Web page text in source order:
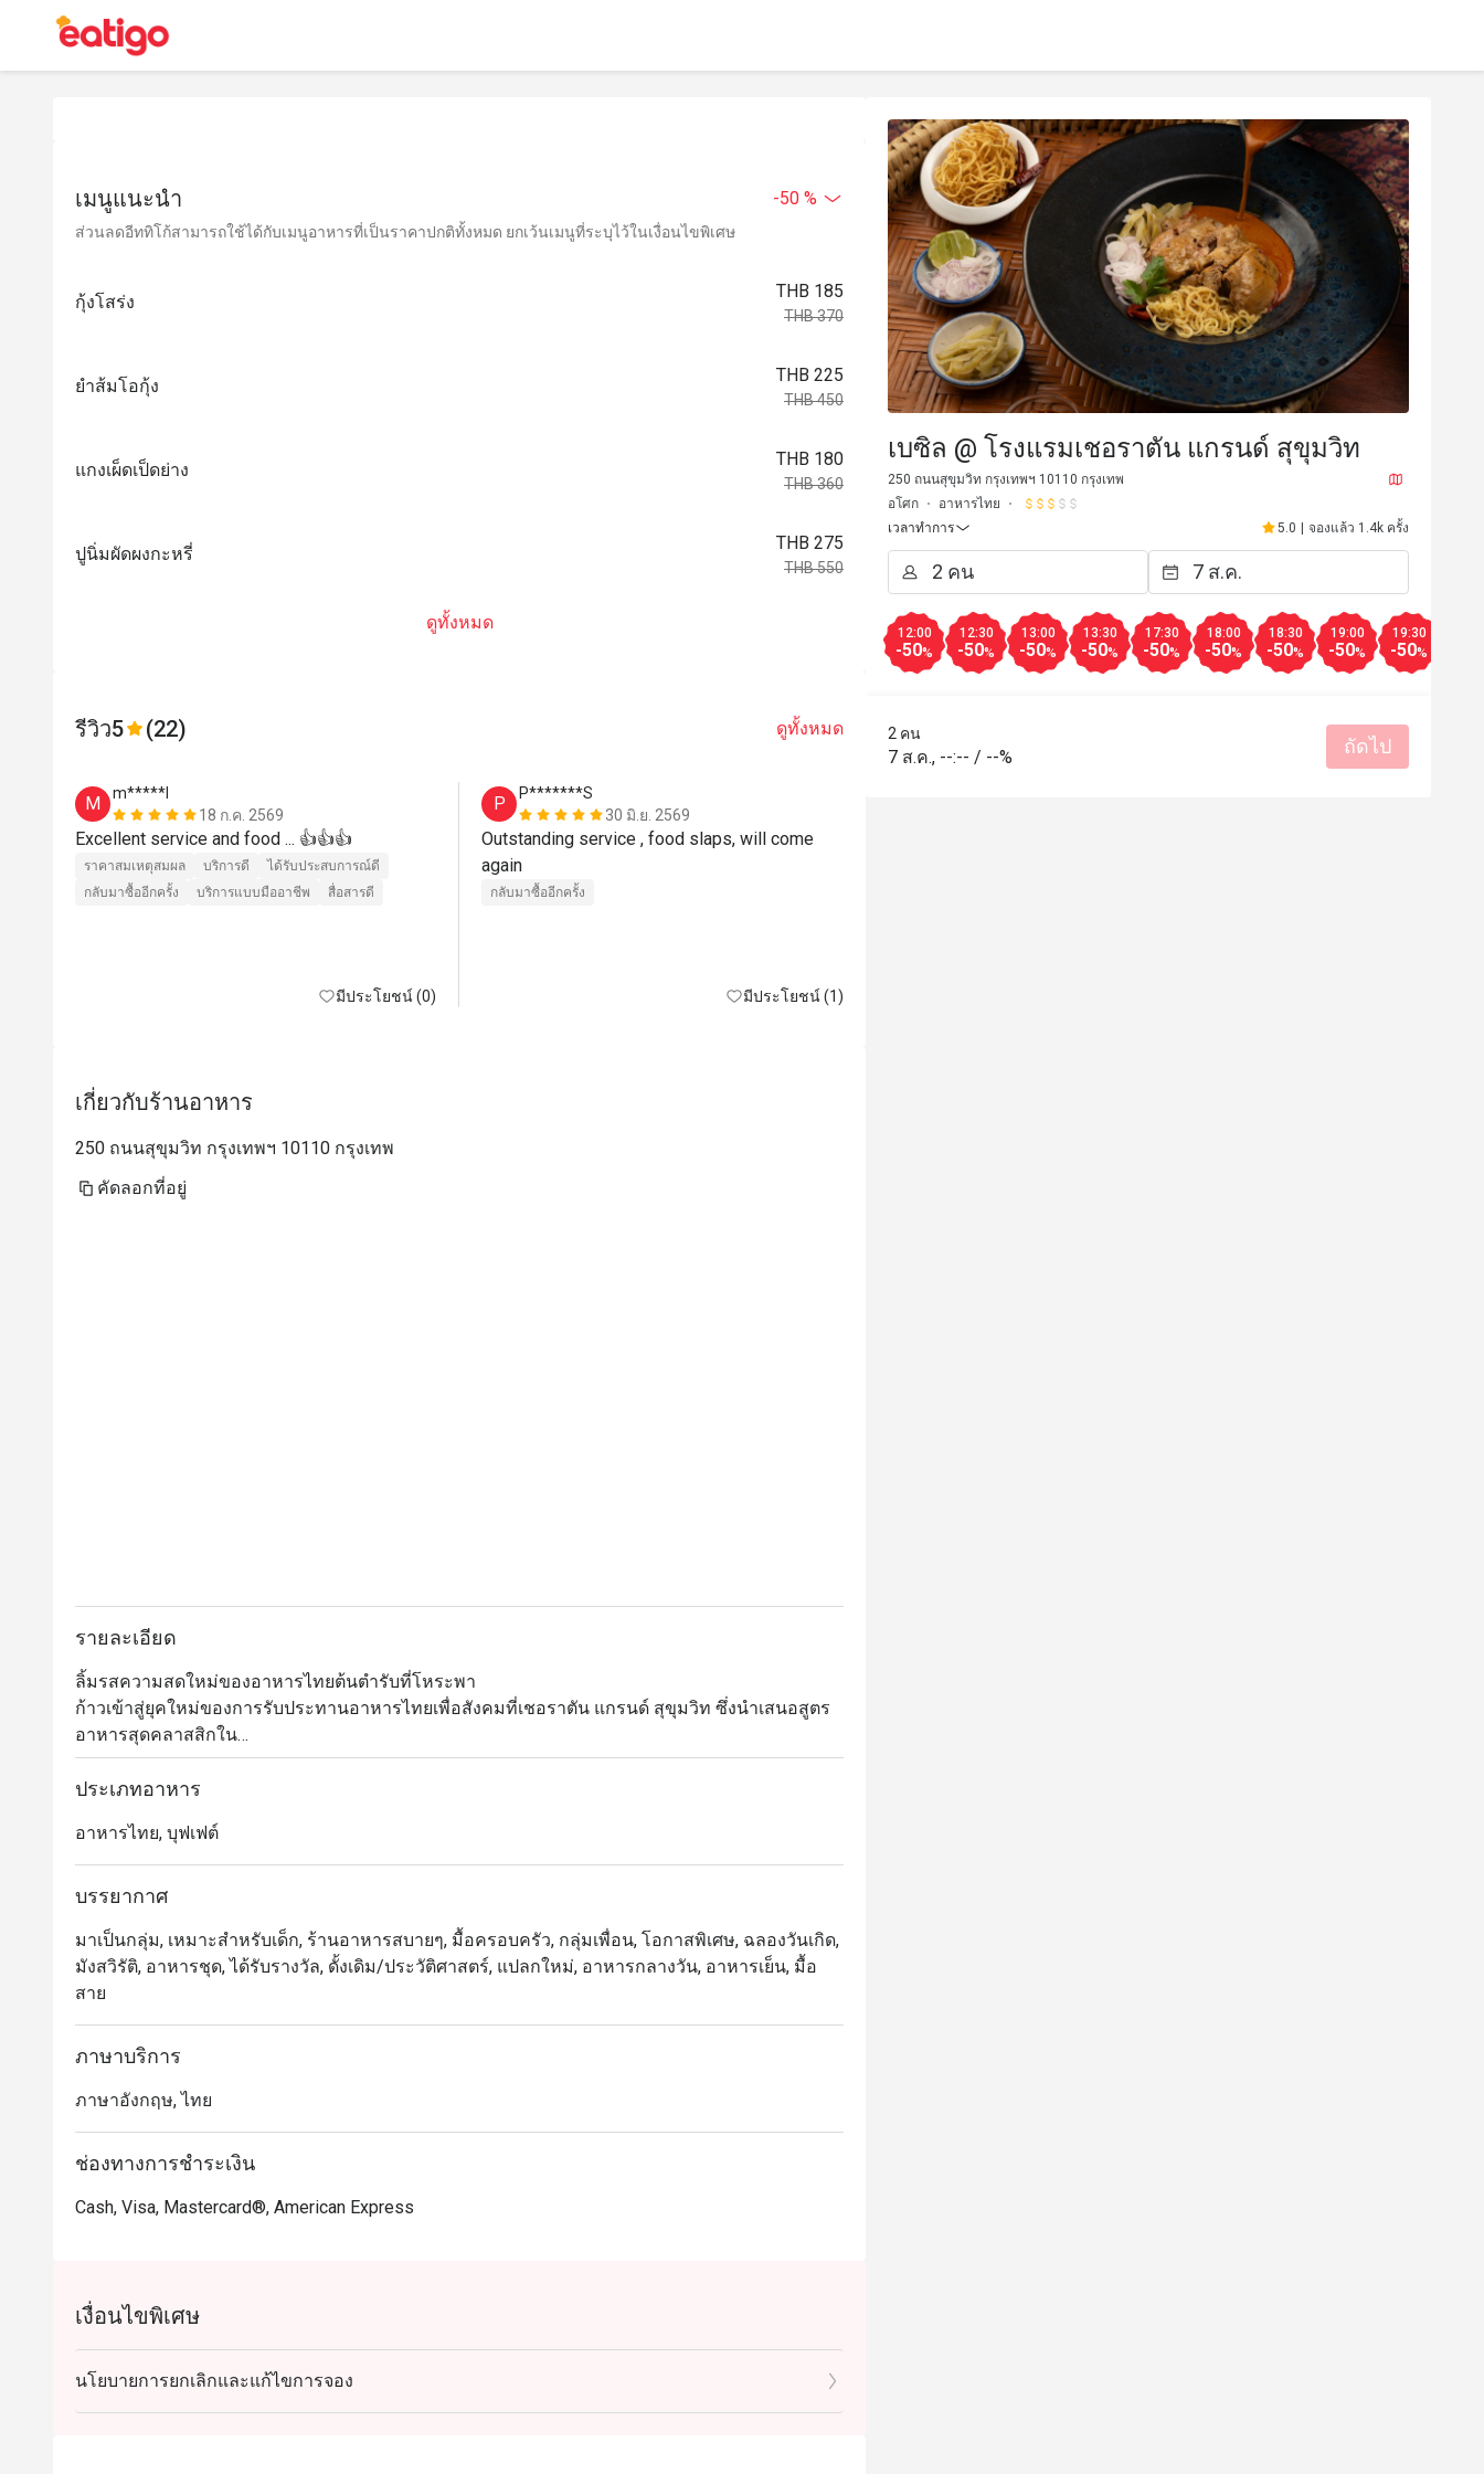
เมนูแนะนำ -50 %
ส่วนลดอีททิโก้สามารถใช้ได้กับเมนูอาหารที่เป็นราคาปกติทั้งหมด ยกเว้นเมนูที่ระบุไว้ในเงื่อนไขพิเศษ
กุ้งโสร่ง
THB 185
THB 370
ยำส้มโอกุ้ง
THB 225
THB 450
แกงเผ็ดเป็ดย่าง
THB 180
THB 360
ปูนิ่มผัดผงกะหรี่
THB 275
THB 550
ดูทั้งหมด
รีวิว5 (22) ดูทั้งหมด
M
m*****l
18 ก.ค. 2569
Excellent service and food ... 👍👍👍
ราคาสมเหตุสมผล บริการดี
ได้รับประสบการณ์ดี
กลับมาซื้ออีกครั้ง
บริการแบบมืออาชีพ สื่อสารดี
มีประโยชน์ (0)
P
P*******S
30 มิ.ย. 2569
Outstanding service , food slaps, will come
again
กลับมาซื้ออีกครั้ง
มีประโยชน์ (1)
เกี่ยวกับร้านอาหาร
250 ถนนสุขุมวิท กรุงเทพฯ 10110 กรุงเทพ
คัดลอกที่อยู่
รายละเอียด
ลิ้มรสความสดใหม่ของอาหารไทยต้นตำรับที่โหระพา
ก้าวเข้าสู่ยุคใหม่ของการรับประทานอาหารไทยเพื่อสังคมที่เชอราตัน แกรนด์ สุขุมวิท ซึ่งนำเสนอสูตร
อาหารสุดคลาสสิกใน
มีสไตล์ร่วมสมัยใจกลางกรุงเทพฯ
ค้นพบอาหารเก่าแก่ที่ปรุงขึ้นอย่างเชี่ยวชาญโดยใช้วัตถุดิบในท้องถิ่นและยั่งยืน และนำเสนอใน
ไม่ว่าคุณจะกำลังมองหาอาหารกลางวันแบบสบาย ๆ กับเพื่อน ๆ หรืออาหารเย็นที่น่าจดจำ ใบโหระพา
จะคงอยู่ตลอดไป
ความประทับใจ.
ประเภทอาหาร
อาหารไทย, บุฟเฟต์
บรรยากาศ
มาเป็นกลุ่ม, เหมาะสำหรับเด็ก, ร้านอาหารสบายๆ, มื้อครอบครัว, กลุ่มเพื่อน, โอกาสพิเศษ, ฉลองวันเกิด,
มังสวิรัติ, อาหารชุด, ได้รับรางวัล, ดั้งเดิม/ประวัติศาสตร์, แปลกใหม่, อาหารกลางวัน, อาหารเย็น, มื้อ
สาย
ภาษาบริการ
ภาษาอังกฤษ, ไทย
ช่องทางการชำระเงิน
Cash, Visa, Mastercard®, American Express
เงื่อนไขพิเศษ
นโยบายการยกเลิกและแก้ไขการจอง
เบซิล @ โรงแรมเชอราตัน แกรนด์ สุขุมวิท
250 ถนนสุขุมวิท กรุงเทพฯ 10110 กรุงเทพ
อโศก
อาหารไทย
เวลาทำการ
5.0 | จองแล้ว 1.4k ครั้ง
12:00
-50%
12:30
-50%
13:00
-50%
13:30
-50%
17:30
-50%
18:00
-50%
18:30
-50%
19:00
-50%
19:30
-50%
2 คน
7 ส.ค., --:-- / --% ถัดไป